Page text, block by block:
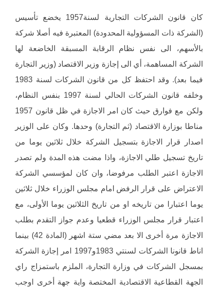
كان قانون الشركات التجارية لسنة1957 يخضع تأسيس
(الشركة ذات المسؤولية المحدودة) المعتبرة فيه أصلا شركة
بالأسهم، الى نفس نظام الرقابة المسبقة الخاضعة لها
الشركة المساهمة، أي الى إجازة وزير الاقتصاد (وزير التجارة
فيما بعد). وقد احتفظ كل من قانون الشركات لسنة 1983
وخلفه قانون الشركات الحالي لسنة 1997 بنفس النظام،
ولكن مع فوارق حيث كان امر الاجازة في ظل قانون 1957
مناطا بوزارة الاقتصاد (ثم التجارة) وحدها. وكان على الوزير
اصدار قرار الاجازة بتسجيل الشركة خلال ثلاثين يوما من
تاريخ تسجيل طلي الاجازة، واذا مضت هذه المدة ولم تصدر
الاجازة اعتبر الطلب مرفوضا، وان كان لمؤسسي الشركة
الاعتراض على قرار الرفض امام مجلس الوزراء خلال ثلاثين
يوما اعتبارا من تاريخه او من تاريخ الثلاثين يوما الأولى، مع
اعتبار قرار مجلس الوزراء قطعيا وعدم جواز التقدم بطلب
الاجازة مرة أخرى الا بعد مضي ستة اشهر (المادة 42) بينما
اناط قانونا الشركات لسنتي 1983و1997 امر إجازة الشركة
بمسجل الشركات في وزارة التجارة، الملزم باستمزاج راي
الجهة القطاعية الاقتصادية المختصة واية جهة أخرى اوجب